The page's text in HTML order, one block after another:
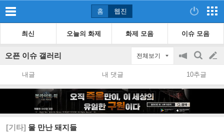
홈 웹진
최신 오늘의 화제 화제 모음 이슈 모음
오픈 이슈 갤러리 전체보기
공
지
on/off
검
색
글
쓰
내글 내 댓글 10추글
[기타] 물 만난 돼지들